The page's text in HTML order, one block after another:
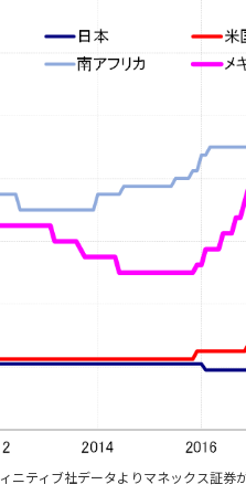
ニティブ社データよりマネックス証券